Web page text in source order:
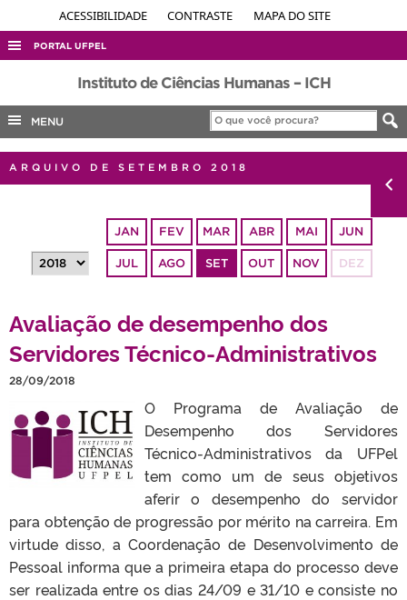
ACESSIBILIDADE CONTRASTE MAPA DO SITE
PORTAL UFPEL
ACESSO À INFORMAÇÃO
AUDITORIA
COBALTO
CONCURSOS
OUVIDORIA
TELEFONES
Instituto de Ciências Humanas – ICH
MENU
ARQUIVO DE SETEMBRO 2018
JAN FEV MAR ABR MAI JUN
JUL AGO SET OUT NOV DEZ
Avaliação de desempenho dos
Servidores Técnico-Administrativos
28/09/2018
O Programa de Avaliação de
Desempenho dos Servidores
Técnico-Administrativos da UFPel
tem como um de seus objetivos
aferir o desempenho do servidor
para obtenção de progressão por mérito na carreira. Em
virtude disso, a Coordenação de Desenvolvimento de
Pessoal informa que a primeira etapa do processo deve
ser realizada entre os dias 24/09 e 31/10 e consiste no